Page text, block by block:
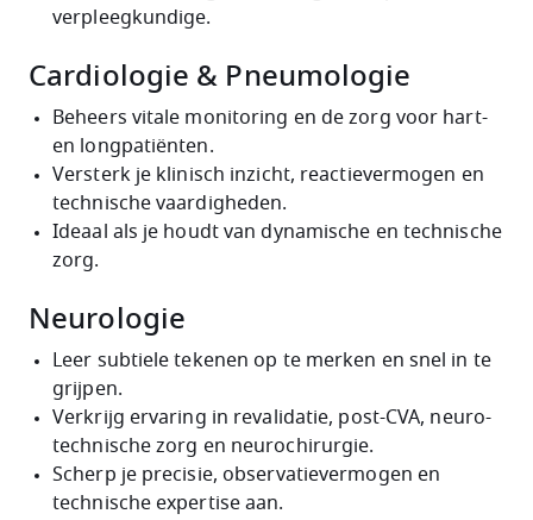
verpleegkundige.
Cardiologie & Pneumologie
Beheers vitale monitoring en de zorg voor hart-
en longpatiënten.
Versterk je klinisch inzicht, reactievermogen en
technische vaardigheden.
Ideaal als je houdt van dynamische en technische
zorg.
Neurologie
Leer subtiele tekenen op te merken en snel in te
grijpen.
Verkrijg ervaring in revalidatie, post-CVA, neuro-
technische zorg en neurochirurgie.
Scherp je precisie, observatievermogen en
technische expertise aan.